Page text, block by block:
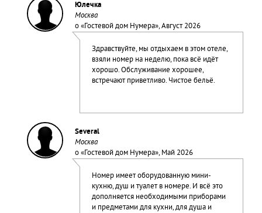
Юлечка
Москва
о «Гостевой дом Нумера», Август 2026
Здравствуйте, мы отдыхаем в этом отеле,
взяли номер на неделю, пока всё идёт
хорошо. Обслуживание хорошее,
встречают приветливо. Чистое бельё.
Several
Москва
о «Гостевой дом Нумера», Май 2026
Номер имеет оборудованную мини-
кухню, душ и туалет в номере. И всё это
дополняется необходимыми приборами
и предметами для кухни, для душа и